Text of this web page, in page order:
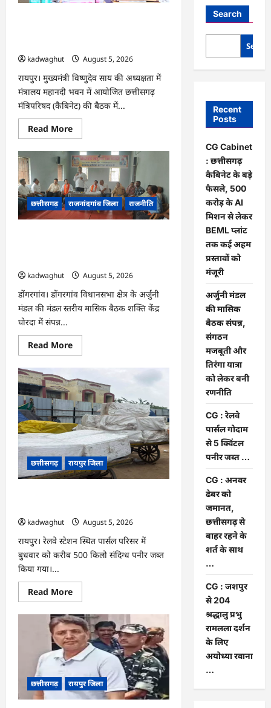
kadwaghut
August 5, 2026
रायपुर। मुख्यमंत्री विष्णुदेव साय की अध्यक्षता में
मंत्रालय महानदी भवन में आयोजित छत्तीसगढ़
मंत्रिपरिषद (कैबिनेट) की बैठक में...
Read MoreRead
more
CG
Cabinet
:
छत्तीसगढ़
कैबिनेट
के
बड़े
फैसले,
500
लेकर
BEML
प्लांट
तक
कई
अहम
मंजूरी
छत्तीसगढ़ राजनांदगांव जिला राजनीति
kadwaghut
August 5, 2026
डोंगरगांव। डोंगरगांव विधानसभा क्षेत्र के अर्जुनी
मंडल की मंडल स्तरीय मासिक बैठक शक्ति केंद्र
घोरदा में संपन्न...
Read MoreRead
more
अर्जुनी
मंडल
की
मासिक
बैठक
संपन्न,
संगठन
मजबूती
और
तिरंगा
यात्रा
को
लेकर
बनी
छत्तीसगढ़ रायपुर जिला
kadwaghut
August 5, 2026
रायपुर। रेलवे स्टेशन स्थित पार्सल परिसर में
बुधवार को करीब 500 किलो संदिग्ध पनीर जब्त
किया गया।...
Read MoreRead
more
CG
:
रेलवे
पार्सल
गोदाम
से
5
क्विंटल
पनीर
जब्त
…
छत्तीसगढ़ रायपुर जिला
Search
Recent
Posts
CG Cabinet
: छत्तीसगढ़
कैबिनेट के बड़े
फैसले, 500
करोड़ के AI
मिशन से लेकर
BEML प्लांट
तक कई अहम
प्रस्तावों को
मंजूरी
अर्जुनी मंडल
की मासिक
बैठक संपन्न,
संगठन
मजबूती और
तिरंगा यात्रा
को लेकर बनी
रणनीति
CG : रेलवे
पार्सल गोदाम
से 5 क्विंटल
पनीर जब्त …
CG : अनवर
ढेबर को
जमानत,
छत्तीसगढ़ से
बाहर रहने के
शर्त के साथ
…
CG : जशपुर
से 204
श्रद्धालु प्रभु
रामलला दर्शन
के लिए
अयोध्या रवाना
…